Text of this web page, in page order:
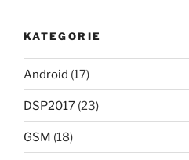
KATEGORIE
Android (17)
DSP2017 (23)
GSM (18)